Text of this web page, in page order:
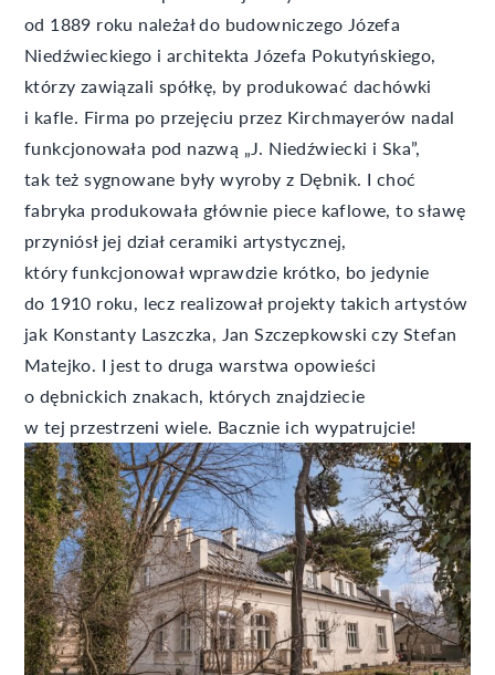
od 1889 roku należał do budowniczego Józefa
Niedźwieckiego i architekta Józefa Pokutyńskiego,
którzy zawiązali spółkę, by produkować dachówki
i kafle. Firma po przejęciu przez Kirchmayerów nadal
funkcjonowała pod nazwą „J. Niedźwiecki i Ska”,
tak też sygnowane były wyroby z Dębnik. I choć
fabryka produkowała głównie piece kaflowe, to sławę
przyniósł jej dział ceramiki artystycznej,
który funkcjonował wprawdzie krótko, bo jedynie
do 1910 roku, lecz realizował projekty takich artystów
jak Konstanty Laszczka, Jan Szczepkowski czy Stefan
Matejko. I jest to druga warstwa opowieści
o dębnickich znakach, których znajdziecie
w tej przestrzeni wiele. Bacznie ich wypatrujcie!